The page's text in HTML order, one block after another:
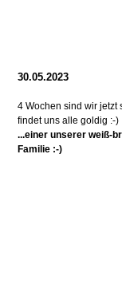
30.05.2023
4 Wochen sind wir jetzt
findet uns alle goldig :-)
...einer unserer weiß-
Familie :-)